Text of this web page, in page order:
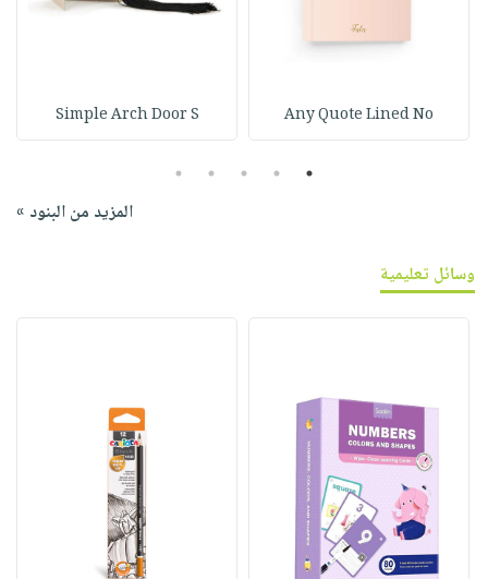
Any Quote Lined No
Simple Arch Door S
1
2
3
4
5
المزيد من البنود »
وسائل تعليمية